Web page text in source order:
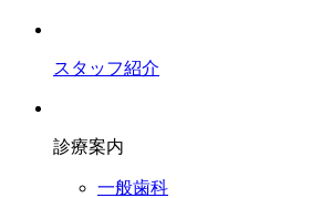
スタッフ紹介
診療案内
一般歯科